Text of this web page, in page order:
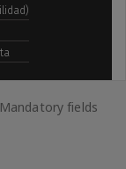
Mandatory fields